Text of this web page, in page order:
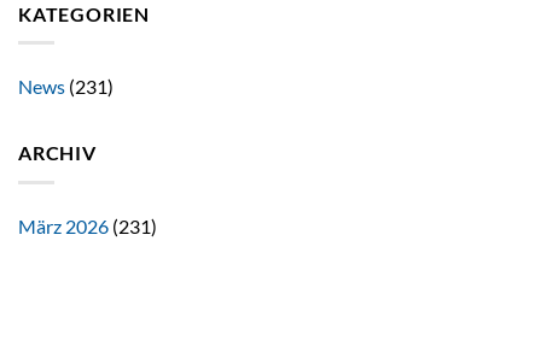
KATEGORIEN
News (231)
ARCHIV
März 2026 (231)